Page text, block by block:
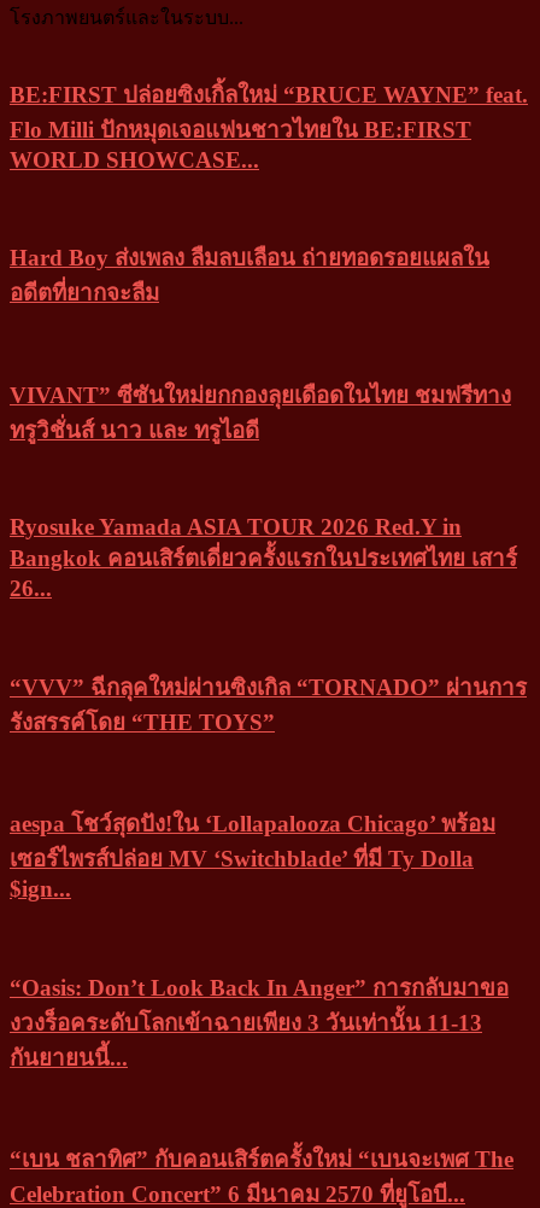
โรงภาพยนตร์และในระบบ...
BE:FIRST ปล่อยซิงเกิ้ลใหม่ “BRUCE WAYNE” feat.
Flo Milli ปักหมุดเจอแฟนชาวไทยใน BE:FIRST
WORLD SHOWCASE...
Hard Boy ส่งเพลง ลืมลบเลือน ถ่ายทอดรอยแผลใน
อดีตที่ยากจะลืม
VIVANT” ซีซันใหม่ยกกองลุยเดือดในไทย ชมฟรีทาง
ทรูวิชั่นส์ นาว และ ทรูไอดี
Ryosuke Yamada ASIA TOUR 2026 Red.Y in
Bangkok คอนเสิร์ตเดี่ยวครั้งแรกในประเทศไทย เสาร์
26...
“VVV” ฉีกลุคใหม่ผ่านซิงเกิล “TORNADO” ผ่านการ
รังสรรค์โดย “THE TOYS”
aespa โชว์สุดปัง!ใน ‘Lollapalooza Chicago’ พร้อม
เซอร์ไพรส์ปล่อย MV ‘Switchblade’ ที่มี Ty Dolla
$ign...
“Oasis: Don’t Look Back In Anger” การกลับมาขอ
งวงร็อคระดับโลกเข้าฉายเพียง 3 วันเท่านั้น 11-13
กันยายนนี้...
“เบน ชลาทิศ” กับคอนเสิร์ตครั้งใหม่ “เบนจะเพศ The
Celebration Concert” 6 มีนาคม 2570 ที่ยูโอบี...